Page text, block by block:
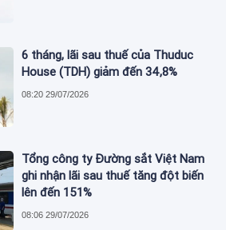
6 tháng, lãi sau thuế của Thuduc
House (TDH) giảm đến 34,8%
08:20 29/07/2026
Tổng công ty Đường sắt Việt Nam
ghi nhận lãi sau thuế tăng đột biến
lên đến 151%
08:06 29/07/2026